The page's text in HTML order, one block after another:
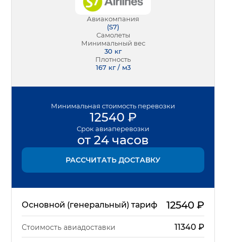
Авиакомпания
(S7)
Самолеты
Минимальный вес
30 кг
Плотность
167 кг / м3
Минимальная стоимость перевозки
12540 ₽
Срок авиаперевозки
от 24 часов
РАССЧИТАТЬ ДОСТАВКУ
Основной (генеральный) тариф 12540₽
Стоимость авиадоставки 11340 ₽